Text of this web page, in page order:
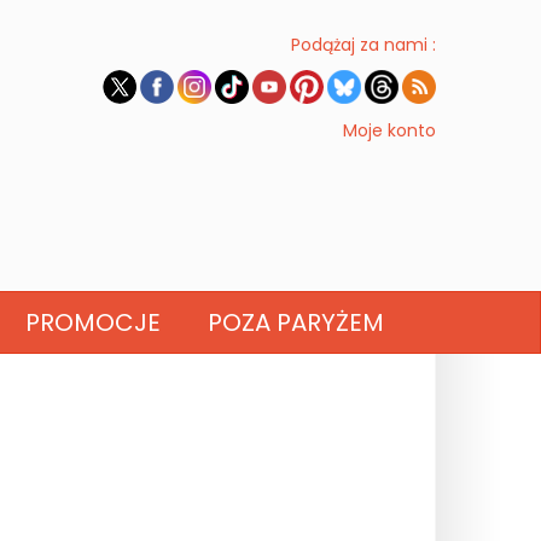
Podążaj za nami :
Moje konto
PROMOCJE POZA PARYŻEM